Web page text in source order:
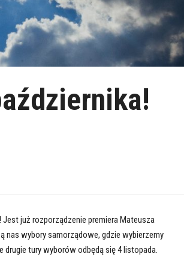
już rozporządzenie premiera Mateusza
nas wybory samorządowe, gdzie wybierzemy
drugie tury wyborów odbędą się 4 listopada.